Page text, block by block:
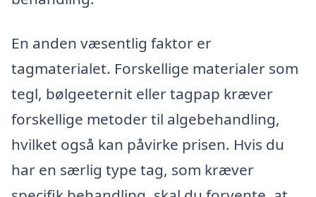
En anden væsentlig faktor er
tagmaterialet. Forskellige materialer som
tegl, bølgeeternit eller tagpap kræver
forskellige metoder til algebehandling,
hvilket også kan påvirke prisen. Hvis du
har en særlig type tag, som kræver